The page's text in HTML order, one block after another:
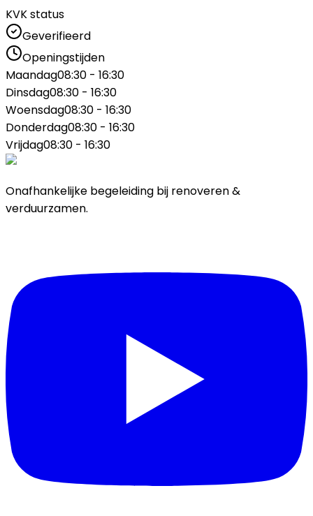
KVK status
Geverifieerd
Openingstijden
Maandag08:30 - 16:30
Dinsdag08:30 - 16:30
Woensdag08:30 - 16:30
Donderdag08:30 - 16:30
Vrijdag08:30 - 16:30
Onafhankelijke begeleiding bij renoveren &
verduurzamen.